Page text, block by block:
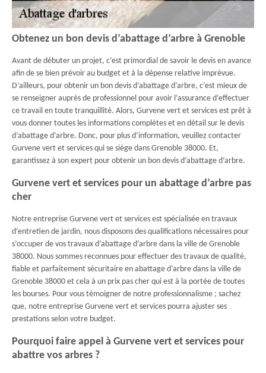
Obtenez un bon devis d’abattage d’arbre à Grenoble
Avant de débuter un projet, c’est primordial de savoir le devis en avance
afin de se bien prévoir au budget et à la dépense relative imprévue.
D’ailleurs, pour obtenir un bon devis d’abattage d’arbre, c’est mieux de
se renseigner auprès de professionnel pour avoir l’assurance d’effectuer
ce travail en toute tranquillité. Alors, Gurvene vert et services est prêt à
vous donner toutes les informations complètes et en détail sur le devis
d’abattage d’arbre. Donc, pour plus d’information, veuillez contacter
Gurvene vert et services qui se siège dans Grenoble 38000. Et,
garantissez à son expert pour obtenir un bon devis d’abattage d’arbre.
Gurvene vert et services pour un abattage d’arbre pas
cher
Notre entreprise Gurvene vert et services est spécialisée en travaux
d’entretien de jardin, nous disposons des qualifications nécessaires pour
s’occuper de vos travaux d’abattage d’arbre dans la ville de Grenoble
38000. Nous sommes reconnues pour effectuer des travaux de qualité,
fiable et parfaitement sécuritaire en abattage d’arbre dans la ville de
Grenoble 38000 et cela à un prix pas cher qui est à la portée de toutes
les bourses. Pour vous témoigner de notre professionnalisme ; sachez
que, notre entreprise Gurvene vert et services pourra ajuster ses
prestations selon votre budget.
Pourquoi faire appel à Gurvene vert et services pour
abattre vos arbres ?